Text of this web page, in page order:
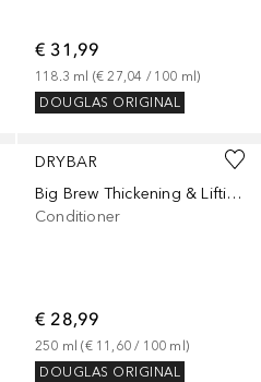
€ 31,99
118.3 ml (€ 27,04 / 100 ml)
DOUGLAS ORIGINAL
DRYBAR
Big Brew Thickening & Lifting
Conditioner
€ 28,99
250 ml (€ 11,60 / 100 ml)
DOUGLAS ORIGINAL